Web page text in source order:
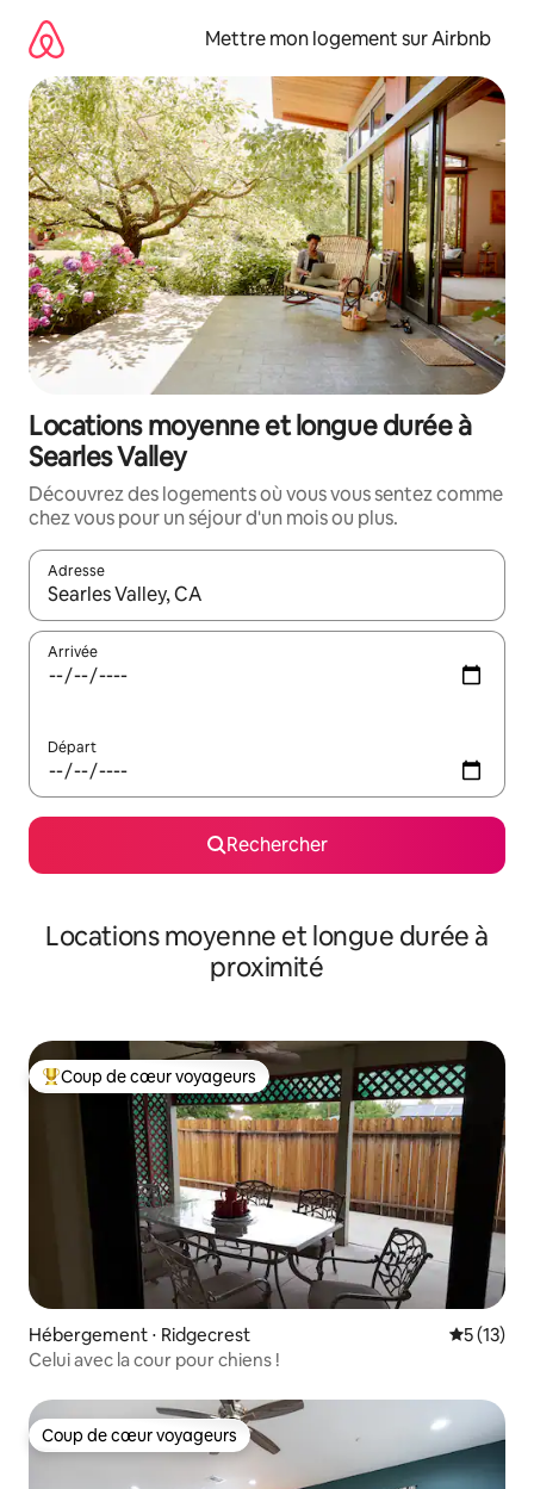
directement
contenu
Mettre mon logement sur Airbnb
Locations moyenne et longue durée à
Searles Valley
Découvrez des logements où vous vous sentez comme
chez vous pour un séjour d'un mois ou plus.
Adresse
Lorsque les résultats s'affichent, utilisez les flèches vers le
Arrivée
Départ
Rechercher
Locations moyenne et longue durée à
proximité
Coups de cœur voyageurs les plus appréciés
Coup de cœur voyageurs
Hébergement ⋅ Ridgecrest
5 (13)
Celui avec la cour pour chiens !
Coup de cœur voyageurs
Coup de cœur voyageurs